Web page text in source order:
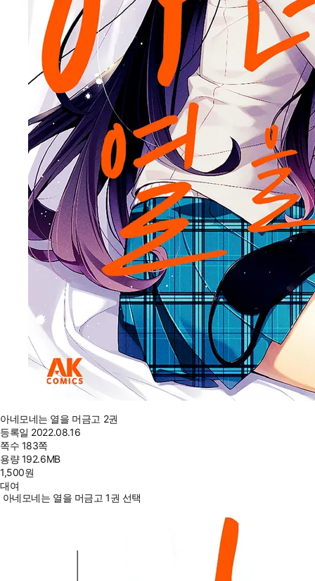
아네모네는 열을 머금고 2권
등록일 2022.08.16
쪽수 183쪽
용량192.6MB
1,500원
대여
아네모네는 열을 머금고 1권 선택